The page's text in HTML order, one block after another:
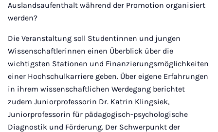
Auslandsaufenthalt während der Promotion organisiert
werden?
Die Veranstaltung soll Studentinnen und jungen
Wissenschaftlerinnen einen Überblick über die
wichtigsten Stationen und Finanzierungsmöglichkeiten
einer Hochschulkarriere geben. Über eigene Erfahrungen
in ihrem wissenschaftlichen Werdegang berichtet
zudem Juniorprofessorin Dr. Katrin Klingsiek,
Juniorprofessorin für pädagogisch-psychologische
Diagnostik und Förderung. Der Schwerpunkt der